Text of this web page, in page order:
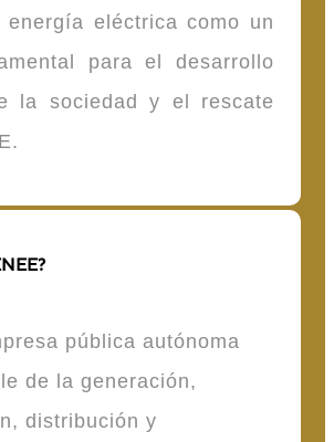
energía eléctrica como un
para el desarrollo
la sociedad y el rescate
pública autónoma
de la generación,
distribución y